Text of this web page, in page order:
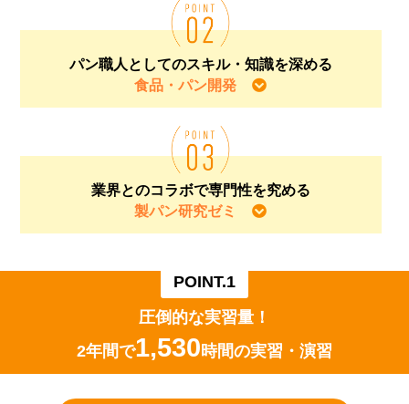
パン職⼈としてのスキル・知識を深める
食品・パン開発
業界とのコラボで専⾨性を究める
製パン研究ゼミ
POINT.1
圧倒的な実習量！
2年間で1,530時間の実習・演習